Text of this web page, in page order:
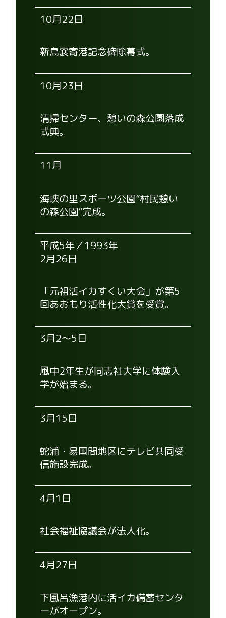
10月22日
新島襄寄港記念碑除幕式。
10月23日
清掃センター、憩いの森公園落成
式典。
11月
海峡の里スポーツ公園”村民憩い
の森公園”完成。
平成5年／1993年
2月26日
「元祖活イカすくい大会」が第5
回あおもり活性化大賞を受賞。
3月2～5日
風中2年生が同志社大学に体験入
学が始まる。
3月15日
蛇浦・易国間地区にテレビ共同受
信施設完成。
4月1日
社会福祉協議会が法人化。
4月27日
下風呂漁港内に活イカ備蓄センタ
ーがオープン。